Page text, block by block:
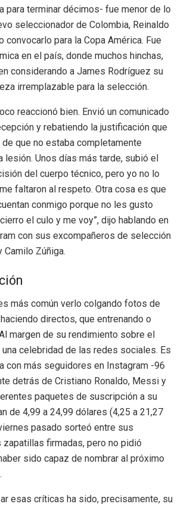
para terminar décimos- fue menor de lo
seleccionador de Colombia, Reinaldo
convocarlo para la Copa América. Fue
en el país, donde muchos hinchas,
considerando a James Rodríguez su
irremplazable para la selección.
reaccionó bien. Envió un comunicado
y rebatiendo la justificación que
de que no estaba completamente
lesión. Unos días más tarde, subió el
del cuerpo técnico, pero yo no lo
faltaron al respeto. Otra cosa es que
conmigo porque no les gusto
el culo y me voy”, dijo hablando en
con sus excompañeros de selección
Camilo Zúñiga.
más común verlo colgando fotos de
directos, que entrenando o
margen de su rendimiento sobre el
celebridad de las redes sociales. Es
con más seguidores en Instagram -96
detrás de Cristiano Ronaldo, Messi y
paquetes de suscripción a su
de 4,99 a 24,99 dólares (4,25 a 21,27
pasado sorteó entre sus
firmadas, pero no pidió
sido capaz de nombrar al próximo
esas críticas ha sido, precisamente, su